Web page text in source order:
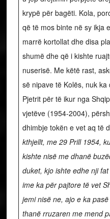
krypë për bagëti. Kola,
që të mos binte në sy ikja
marrë kortollat dhe disa
shumë dhe që i kishte
nuserisë. Me këtë rast,
së nipave të Kolës, nuk
Pjetrit për të ikur nga
vjetëve (1954-2004),
dhimbje tokën e vet aq të
kthjellt, me 29 Prill 1954,
kishte nisë me dhanë
duket, kjo ishte edhe nji
ime ka për pajtore të vet
jemi nisë ne, ajo e ka
thanë rruzaren me mend